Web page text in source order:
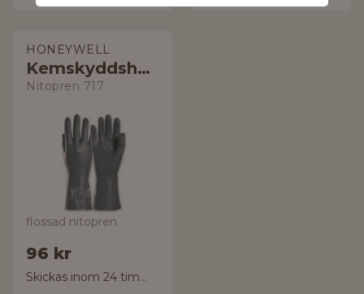
HONEYWELL
Kemskyddshandske
Nitopren 717
flossad nitopren
96 kr
Skickas inom 24 timmar!